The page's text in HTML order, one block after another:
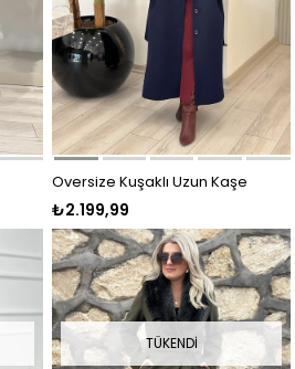
Oversize Kuşaklı Uzun Kaşe
Kaban LARCİVET
₺2.199,99
TÜKENDI